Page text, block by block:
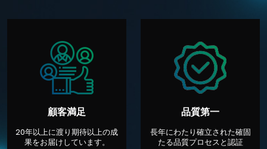
顧客満足
20年以上に渡り期待以上の成
果をお届けしています。
品質第一
長年にわたり確立された確固
たる品質プロセスと認証